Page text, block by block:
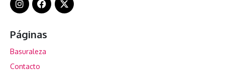
Páginas
Basuraleza
Contacto